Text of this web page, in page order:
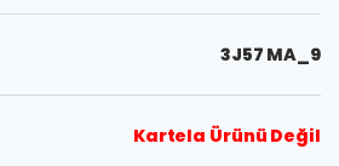
3J57 MA_9
Kartela Ürünü Değil